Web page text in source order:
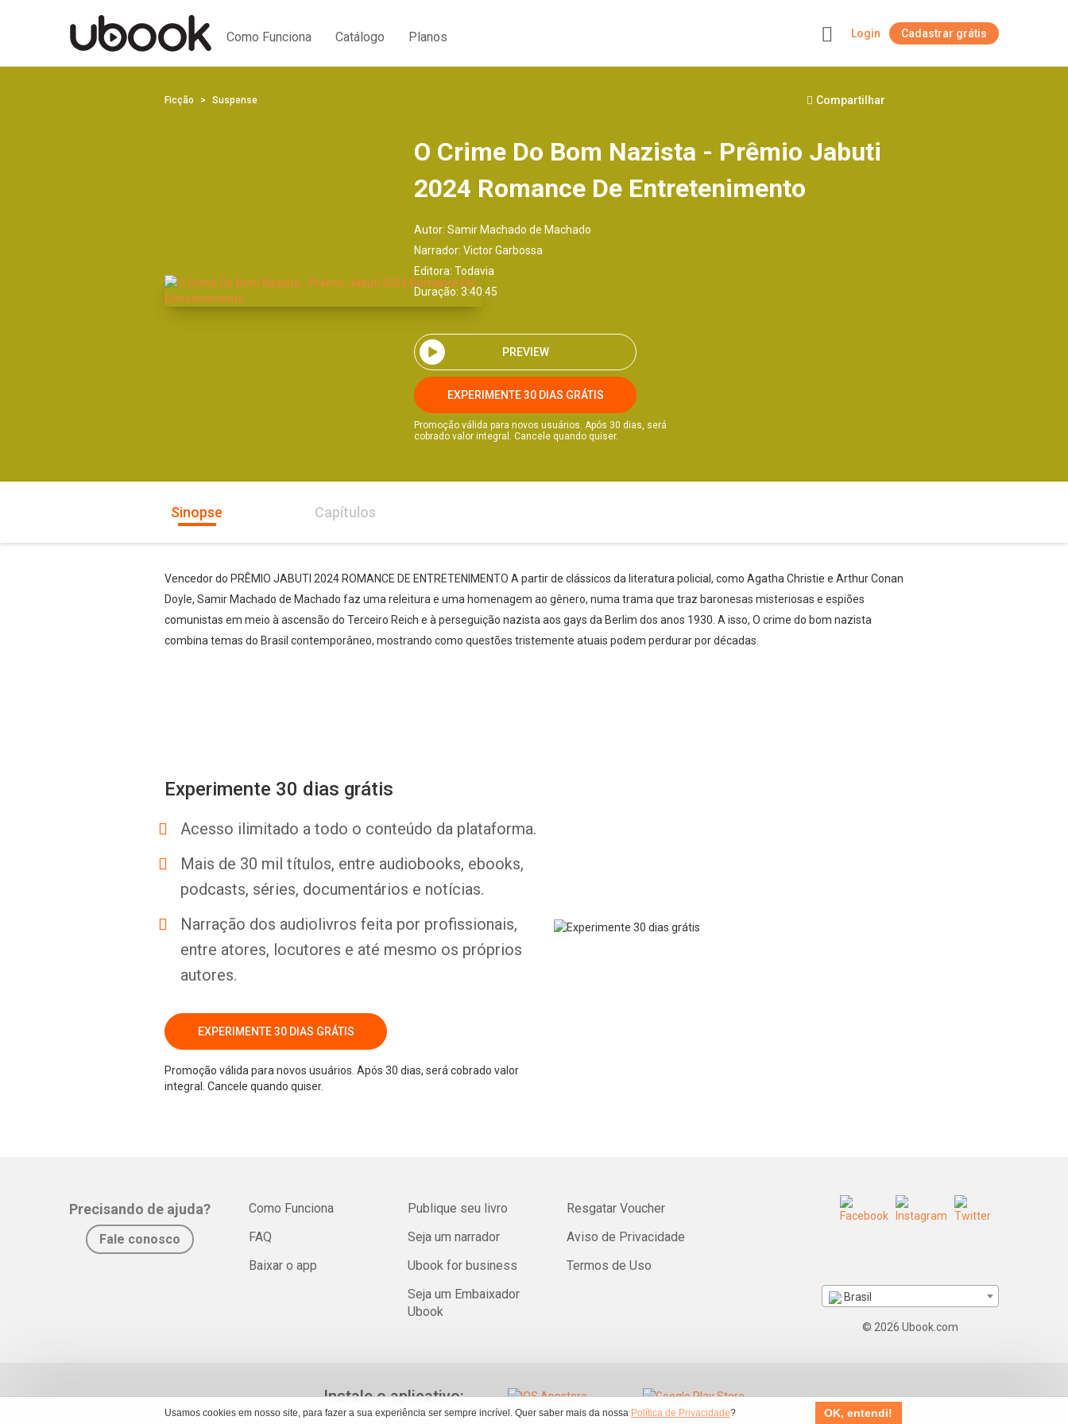
Usamos cookies em nosso site, para fazer a sua experiência ser sempre incrível. Quer saber mais da nossa Política de Privacidade? OK, entendi!
Como Funciona Catálogo Planos Login Cadastrar grátis
Ficção Suspense Compartilhar
O Crime Do Bom Nazista - Prêmio Jabuti
2024 Romance De Entretenimento
Autor: Samir Machado de Machado
Narrador: Victor Garbossa
Editora: Todavia
Duração: 3:40:45
PREVIEW
EXPERIMENTE 30 DIAS GRÁTIS
Promoção válida para novos usuários. Após 30 dias, será
cobrado valor integral. Cancele quando quiser.
Sinopse Capítulos
Vencedor do PRÊMIO JABUTI 2024 ROMANCE DE ENTRETENIMENTO A partir de clássicos da literatura policial, como Agatha Christie e Arthur Conan
Doyle, Samir Machado de Machado faz uma releitura e uma homenagem ao gênero, numa trama que traz baronesas misteriosas e espiões
comunistas em meio à ascensão do Terceiro Reich e à perseguição nazista aos gays da Berlim dos anos 1930. A isso, O crime do bom nazista
combina temas do Brasil contemporâneo, mostrando como questões tristemente atuais podem perdurar por décadas.
Experimente 30 dias grátis
Acesso ilimitado a todo o conteúdo da plataforma.
Mais de 30 mil títulos, entre audiobooks, ebooks,
podcasts, séries, documentários e notícias.
Narração dos audiolivros feita por profissionais,
entre atores, locutores e até mesmo os próprios
autores.
EXPERIMENTE 30 DIAS GRÁTIS
Promoção válida para novos usuários. Após 30 dias, será cobrado valor
integral. Cancele quando quiser.
Precisando de ajuda?
Fale conosco
Como Funciona
FAQ
Baixar o app
Publique seu livro
Seja um narrador
Ubook for business
Seja um Embaixador
Ubook
Resgatar Voucher
Aviso de Privacidade
Termos de Uso
Brasil
© 2026 Ubook.com
Instale o aplicativo: